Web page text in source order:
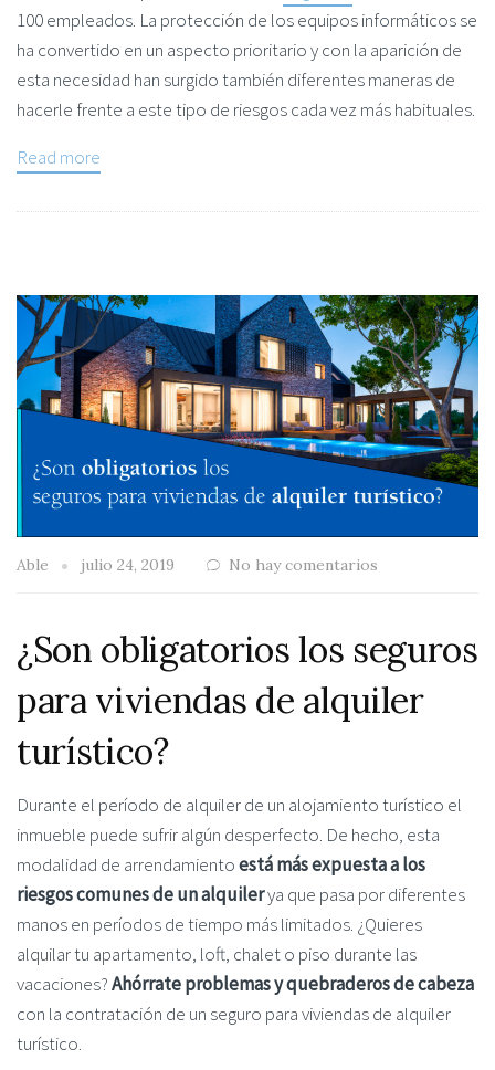
100 empleados. La protección de los equipos informáticos se
ha convertido en un aspecto prioritario y con la aparición de
esta necesidad han surgido también diferentes maneras de
hacerle frente a este tipo de riesgos cada vez más habituales.
Read more
Able julio 24, 2019 No hay comentarios
¿Son obligatorios los seguros
para viviendas de alquiler
turístico?
Durante el período de alquiler de un alojamiento turístico el
inmueble puede sufrir algún desperfecto. De hecho, esta
modalidad de arrendamientoestá más expuesta a los
riesgos comunes de un alquilerya que pasa por diferentes
manos en períodos de tiempo más limitados. ¿Quieres
alquilar tu apartamento, loft, chalet o piso durante las
vacaciones?Ahórrate problemas y quebraderos de cabeza
con la contratación de un seguro para viviendas de alquiler
turístico.